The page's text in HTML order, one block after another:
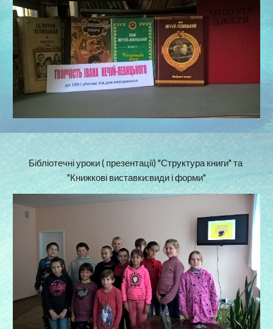
Бібліотечні уроки ( презентації) "Структура книги" та
"Книжкові виставки:види і форми"